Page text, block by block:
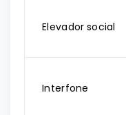
Elevador social
Interfone